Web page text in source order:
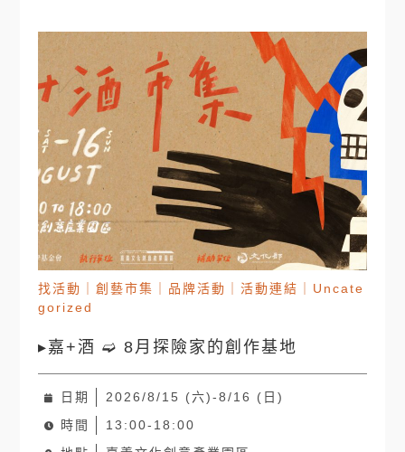
找活動 ｜創藝市集 品牌活動 ｜活動連結
Uncate
gorized
▸嘉+酒 ➫ 8月探險家的創作基地
日期
2026/8/15 (六)-8/16 (日)
時間
13:00-18:00